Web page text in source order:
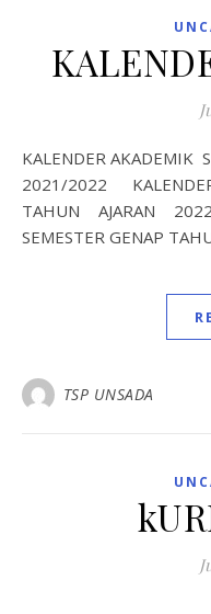
KALENDER AKADEMIK SEMESTER GENAP TAHUN AJARAN
2021/2022
TAHUN AJARAN
SEMESTER GENAP
TSP UNSADA